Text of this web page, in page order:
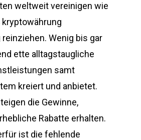
weltweit vereinigen wie
kryptowährung
Wenig bis gar
ette alltagstaugliche
samt
kreiert und anbietet.
die Gewinne,
Rabatte erhalten.
ist die fehlende